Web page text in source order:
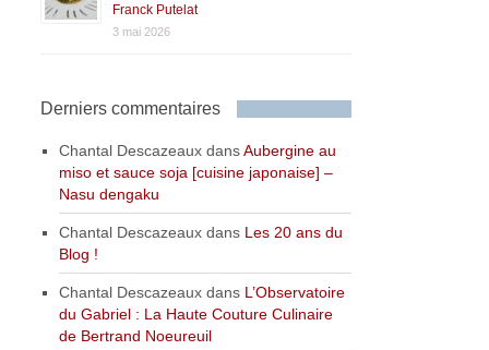
Franck Putelat
3 mai 2026
Derniers commentaires
Chantal Descazeaux dansAubergine au
miso et sauce soja [cuisine japonaise] –
Nasu dengaku
Chantal Descazeaux dans Les 20 ans du
Blog !
Chantal Descazeaux dans L’Observatoire
du Gabriel : La Haute Couture Culinaire
de Bertrand Noeureuil